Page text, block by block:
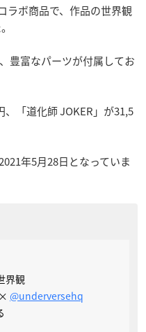
ラボ商品で、作品の世界観
豊富なパーツが付属してお
、「道化師 JOKER」が31,5
年5月28日となっていま
界観
× @underversehq